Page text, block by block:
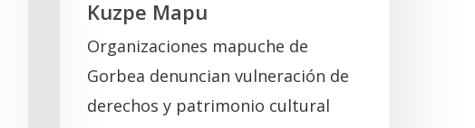
Kuzpe Mapu
Organizaciones mapuche de
Gorbea denuncian vulneración de
derechos y patrimonio cultural